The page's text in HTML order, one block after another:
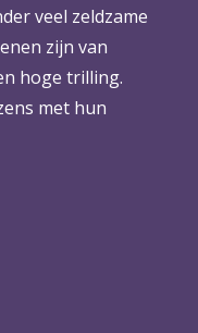
veel zeldzame
zijn van
hoge trilling.
met hun